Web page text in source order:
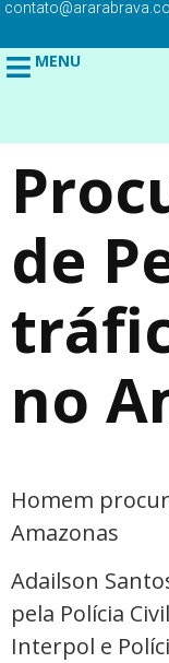
MENU
de
no
Homem
Amazonas
Adailson
pela Polícia
Interpol e